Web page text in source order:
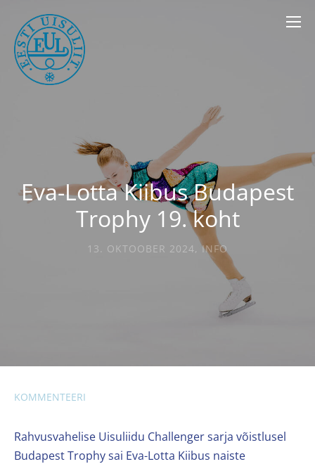
Eva-Lotta Kiibus Budapest
Trophy 19. koht
13. OKTOOBER 2024,INFO
KOMMENTEERI
Rahvusvahelise Uisuliidu Challenger sarja võistlusel
Budapest Trophy sai Eva-Lotta Kiibus naiste